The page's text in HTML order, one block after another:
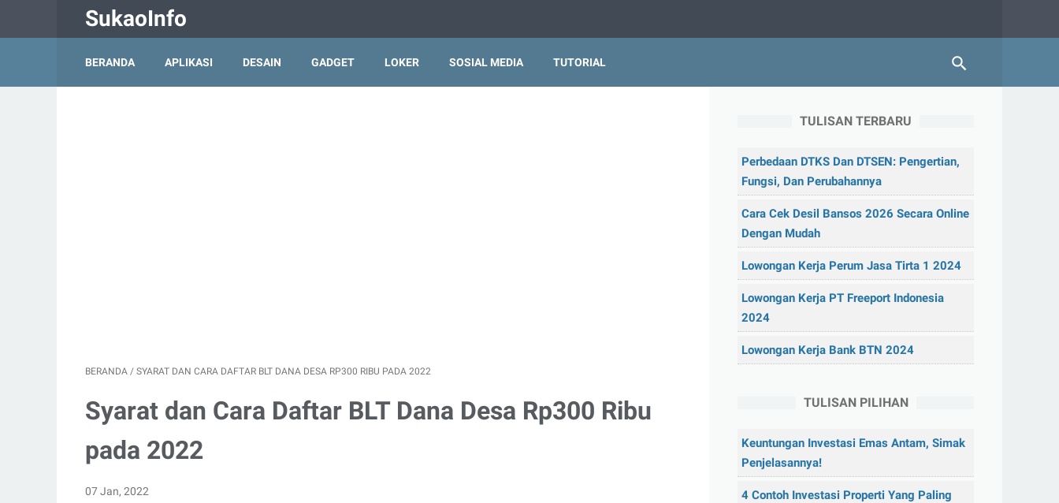
SukaoInfo
BERANDA APLIKASI DESAIN GADGET LOKER SOSIAL MEDIA TUTORIAL
BERANDA / SYARAT DAN CARA DAFTAR BLT DANA DESA RP300 RIBU PADA 2022
Syarat dan Cara Daftar BLT Dana Desa Rp300 Ribu
pada 2022
07 Jan, 2022
TULISAN TERBARU
Perbedaan DTKS Dan DTSEN: Pengertian,
Fungsi, Dan Perubahannya
Cara Cek Desil Bansos 2026 Secara Online
Dengan Mudah
Lowongan Kerja Perum Jasa Tirta 1 2024
Lowongan Kerja PT Freeport Indonesia
2024
Lowongan Kerja Bank BTN 2024
TULISAN PILIHAN
Keuntungan Investasi Emas Antam, Simak
Penjelasannya!
4 Contoh Investasi Properti Yang Paling